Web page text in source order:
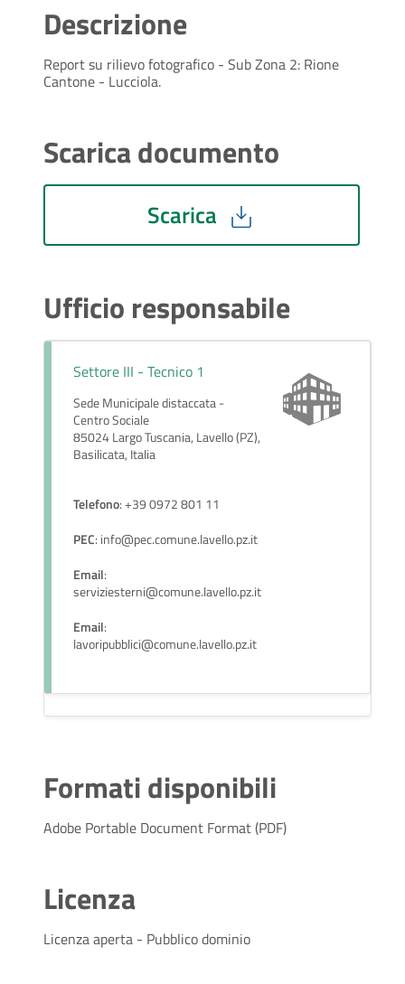
Descrizione
Report su rilievo fotografico - Sub Zona 2: Rione
Cantone - Lucciola.
Scarica documento
Scarica
Ufficio responsabile
Settore III - Tecnico 1
Sede Municipale distaccata -
Centro Sociale
85024 Largo Tuscania, Lavello (PZ),
Basilicata, Italia
Telefono: +39 0972 801 11
PEC: info@pec.comune.lavello.pz.it
Email:
serviziesterni@comune.lavello.pz.it
Email:
lavoripubblici@comune.lavello.pz.it
Formati disponibili
Adobe Portable Document Format (PDF)
Licenza
Licenza aperta - Pubblico dominio